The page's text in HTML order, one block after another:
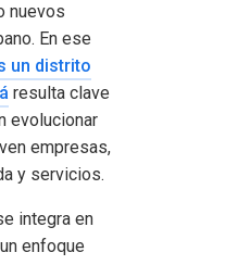
nuevos
En ese
un distrito
resulta clave
evolucionar
empresas,
y servicios.
integra en
enfoque